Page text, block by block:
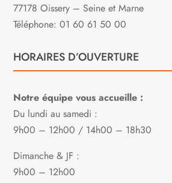
77178 Oissery – Seine et Marne
Téléphone: 01 60 61 50 00
HORAIRES D’OUVERTURE
Notre équipe vous accueille :
Du lundi au samedi :
9h00 – 12h00 / 14h00 – 18h30
Dimanche & JF :
9h00 – 12h00